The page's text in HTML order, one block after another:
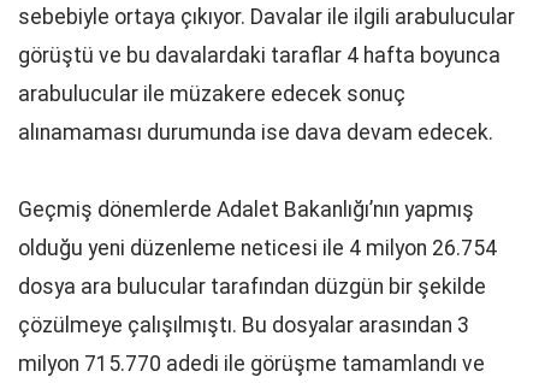
sebebiyle ortaya çıkıyor. Davalar ile ilgili arabulucular
görüştü ve bu davalardaki taraflar 4 hafta boyunca
arabulucular ile müzakere edecek sonuç
alınamaması durumunda ise dava devam edecek.
Geçmiş dönemlerde Adalet Bakanlığı’nın yapmış
olduğu yeni düzenleme neticesi ile 4 milyon 26.754
dosya ara bulucular tarafından düzgün bir şekilde
çözülmeye çalışılmıştı. Bu dosyalar arasından 3
milyon 715.770 adedi ile görüşme tamamlandı ve